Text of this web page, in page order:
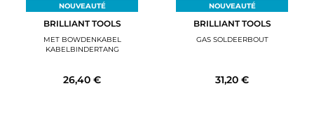
NOUVEAUTÉ
BRILLIANT TOOLS
MET BOWDENKABEL
KABELBINDERTANG
26,40 €
NOUVEAUTÉ
BRILLIANT TOOLS
GAS SOLDEERBOUT
31,20 €